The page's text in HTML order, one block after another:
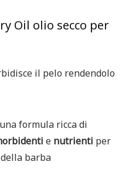
Oil olio secco per
il pelo rendendolo
formula ricca di
e nutrienti per
barba